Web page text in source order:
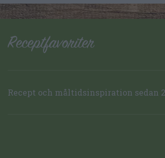
Recept och måltidsinspiration sedan